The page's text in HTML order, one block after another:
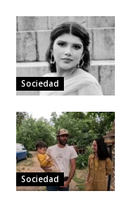
Sociedad
Sociedad